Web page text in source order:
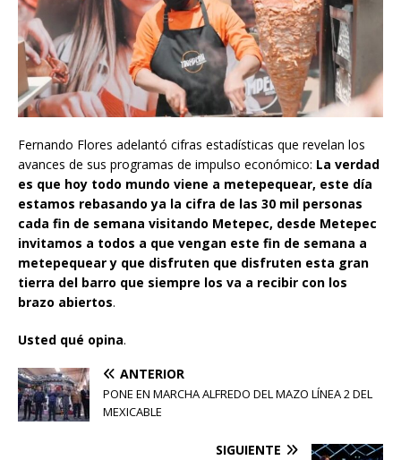
Fernando Flores adelantó cifras estadísticas que revelan los
avances de sus programas de impulso económico: La verdad
es que hoy todo mundo viene a metepequear, este día
estamos rebasando ya la cifra de las 30 mil personas
cada fin de semana visitando Metepec, desde Metepec
invitamos a todos a que vengan este fin de semana a
metepequear y que disfruten que disfruten esta gran
tierra del barro que siempre los va a recibir con los
brazo abiertos.
Usted qué opina.
ANTERIOR
PONE EN MARCHA ALFREDO DEL MAZO LÍNEA 2 DEL
MEXICABLE
SIGUIENTE